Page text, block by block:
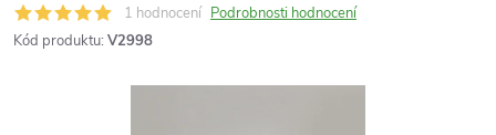
1 hodnocení Podrobnosti hodnocení
Kód produktu: V2998